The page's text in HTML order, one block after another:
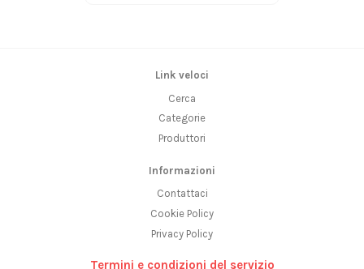
Link veloci
Cerca
Categorie
Produttori
Informazioni
Contattaci
Cookie Policy
Privacy Policy
Termini e condizioni del servizio